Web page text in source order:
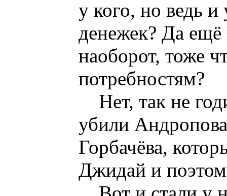
у кого, но ведь
денежек? Да
наоборот, тоже
потребностям?
Нет, так не
убили
Горбачёва,
Джидай и